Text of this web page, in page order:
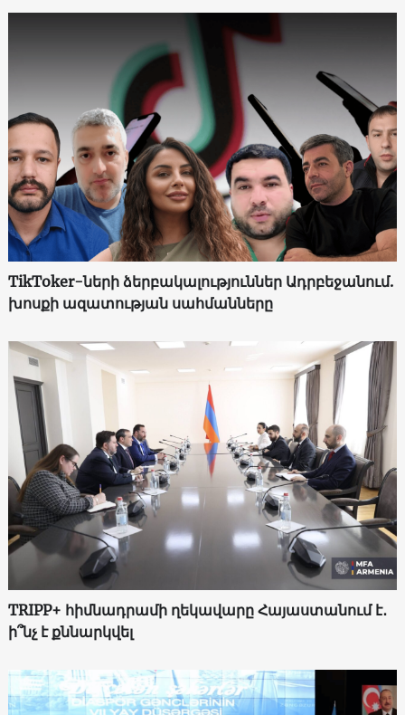
TikToker-ների ձերբակալություններ Ադրբեջանում.
խոսքի ազատության սահմանները
TRIPP+ հիմնադրամի ղեկավարը Հայաստանում է․
ի՞նչ է քննարկվել